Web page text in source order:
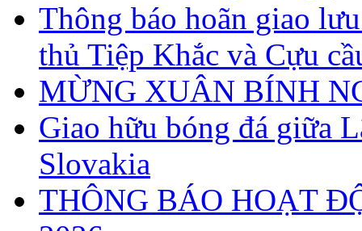
Thông báo hoãn giao
thủ Tiệp Khắc và Cựu
MỪNG XUÂN BÍNH
Giao hữu bóng đá giữa
Slovakia
THÔNG BÁO HOẠT